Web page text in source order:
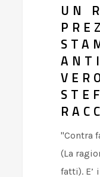
UN
"Contra
(La
fatti). E’